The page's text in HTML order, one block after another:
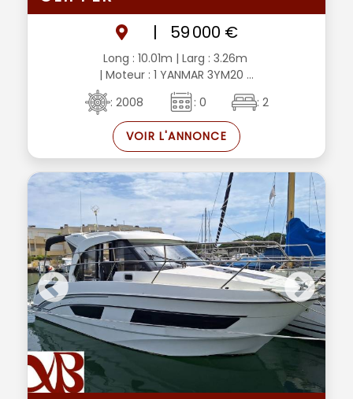
|
59 000 €
Long : 10.01m | Larg : 3.26m
| Moteur : 1 YANMAR 3YM20 ...
: 2008
: 0 : 2
VOIR L'ANNONCE